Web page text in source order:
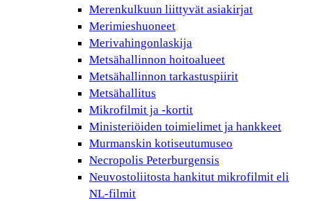
Merenkulkuun liittyvät asiakirjat
Merimieshuoneet
Merivahingonlaskija
Metsähallinnon hoitoalueet
Metsähallinnon tarkastuspiirit
Metsähallitus
Mikrofilmit ja -kortit
Ministeriöiden toimielimet ja hankkeet
Murmanskin kotiseutumuseo
Necropolis Peterburgensis
Neuvostoliitosta hankitut mikrofilmit eli
NL-filmit